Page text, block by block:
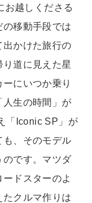
お越しくださる
移動手段では
出かけた旅行の
道に見えた星
にいつか乗り
人生の時間」が
「Iconic SP」が
も、そのモデル
のです。マツダ
ドスターのよ
たクルマ作りは